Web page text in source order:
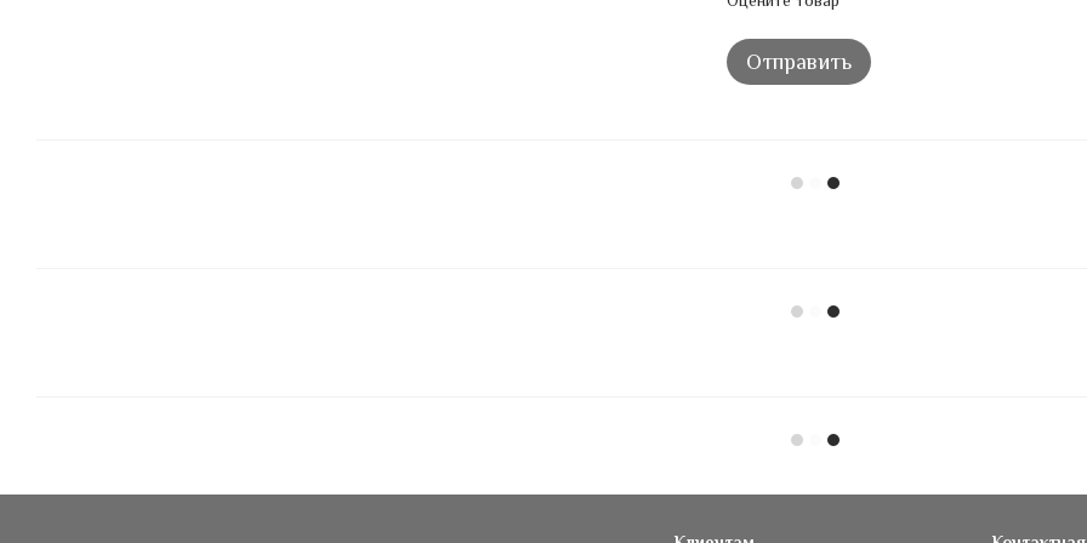
Отправить